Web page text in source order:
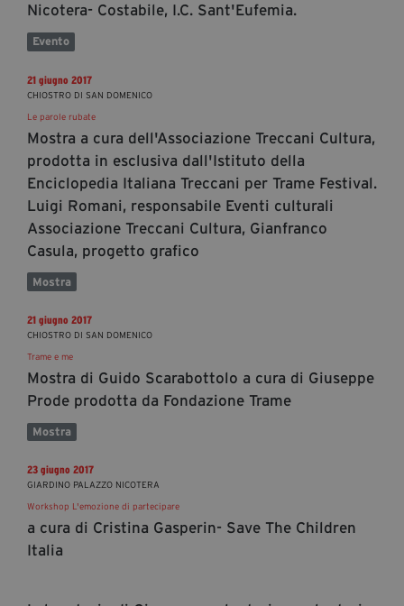
Nicotera- Costabile, I.C. Sant'Eufemia.
Evento
21 giugno 2017
CHIOSTRO DI SAN DOMENICO
Le parole rubate
Mostra a cura dell'Associazione Treccani Cultura,
prodotta in esclusiva dall'Istituto della
Enciclopedia Italiana Treccani per Trame Festival.
Luigi Romani, responsabile Eventi culturali
Associazione Treccani Cultura, Gianfranco
Casula, progetto grafico
Mostra
21 giugno 2017
CHIOSTRO DI SAN DOMENICO
Trame e me
Mostra di Guido Scarabottolo a cura di Giuseppe
Prode prodotta da Fondazione Trame
Mostra
23 giugno 2017
GIARDINO PALAZZO NICOTERA
Workshop L'emozione di partecipare
a cura di Cristina Gasperin- Save The Children
Italia